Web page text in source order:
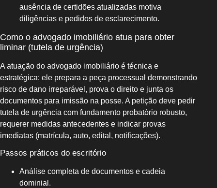
ausência de certidões atualizadas motiva
diligências e pedidos de esclarecimento.
Como o advogado imobiliário atua para obter
liminar (tutela de urgência)
A atuação do advogado imobiliário é técnica e
estratégica: ele prepara a peça processual demonstrando
risco de dano irreparável, prova o direito e junta os
documentos para imissão na posse. A petição deve pedir
tutela de urgência com fundamento probatório robusto,
requerer medidas antecedentes e indicar provas
imediatas (matrícula, auto, edital, notificações).
Passos práticos do escritório
Análise completa de documentos e cadeia
dominial.